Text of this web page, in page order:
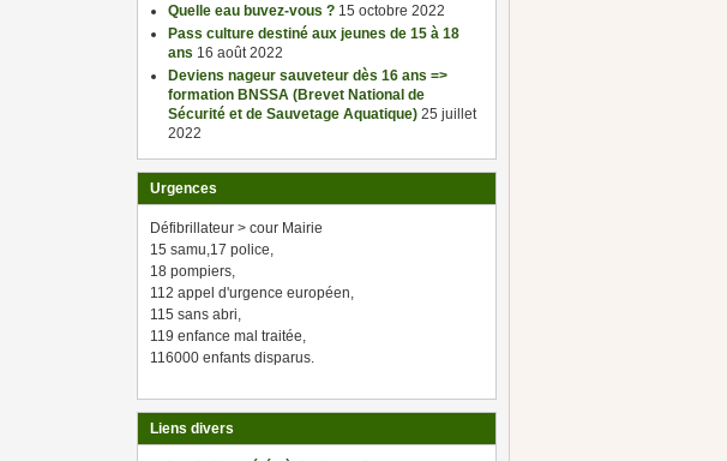
Quelle eau buvez-vous ? 15 octobre 2022
Pass culture destiné aux jeunes de 15 à 18
ans 16 août 2022
Deviens nageur sauveteur dès 16 ans =>
formation BNSSA (Brevet National de
Sécurité et de Sauvetage Aquatique) 25 juillet
2022
Urgences
Défibrillateur > cour Mairie
15 samu,17 police,
18 pompiers,
112 appel d'urgence européen,
115 sans abri,
119 enfance mal traitée,
116000 enfants disparus.
Liens divers